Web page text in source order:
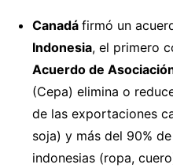
Canadá firmó un
Indonesia, el primero
Acuerdo de
(Cepa) elimina o
de las exportaciones
soja) y más del 90%
indonesias (ropa,